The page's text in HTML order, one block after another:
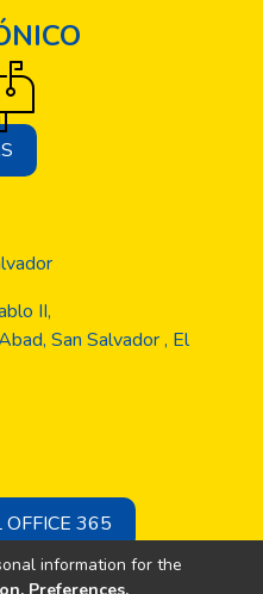
II,
San Salvador , El
OFFICE 365
information for the